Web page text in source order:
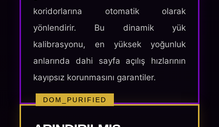
koridorlarına otomatik olarak
yönlendirir. Bu dinamik yük
kalibrasyonu, en yüksek yoğunluk
anlarında dahi sayfa açılış hızlarının
kayıpsız korunmasını garantiler.
DOM_PURIFIED